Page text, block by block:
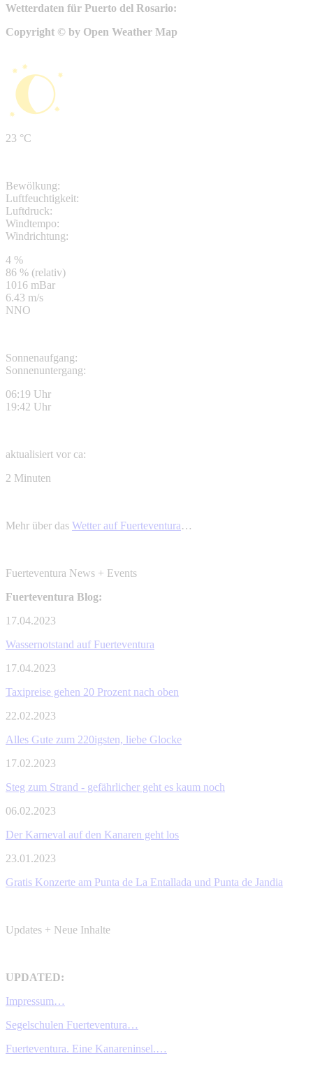
Wetterdaten für Puerto del Rosario:
Copyright © by Open Weather Map
23 °C
Bewölkung:
Luftfeuchtigkeit:
Luftdruck:
Windtempo:
Windrichtung:
4 %
86 % (relativ)
1016 mBar
6.43 m/s
NNO
Sonnenaufgang:
Sonnenuntergang:
06:19 Uhr
19:42 Uhr
aktualisiert vor ca:
2 Minuten
Mehr über das Wetter auf Fuerteventura…
Fuerteventura News + Events
Fuerteventura Blog:
17.04.2023
Wassernotstand auf Fuerteventura
17.04.2023
Taxipreise gehen 20 Prozent nach oben
22.02.2023
Alles Gute zum 220igsten, liebe Glocke
17.02.2023
Steg zum Strand - gefährlicher geht es kaum noch
06.02.2023
Der Karneval auf den Kanaren geht los
23.01.2023
Gratis Konzerte am Punta de La Entallada und Punta de Jandia
Updates + Neue Inhalte
UPDATED:
Impressum…
Segelschulen Fuerteventura…
Fuerteventura. Eine Kanareninsel.…